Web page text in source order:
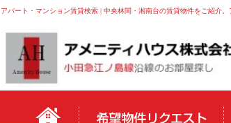
アパート・マンション賃貸検索 | 中央林間・湘南台の賃貸物件をご紹介。